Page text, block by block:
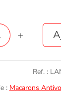
quantité
Lanyard
boucles
Ref. :
: Macarons